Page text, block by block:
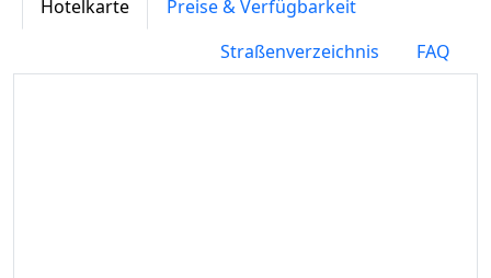
Hotelkarte
Preise & Verfügbarkeit
Straßenverzeichnis
FAQ